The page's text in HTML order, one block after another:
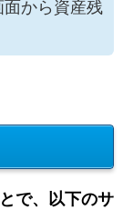
から資産残
で、以下のサ